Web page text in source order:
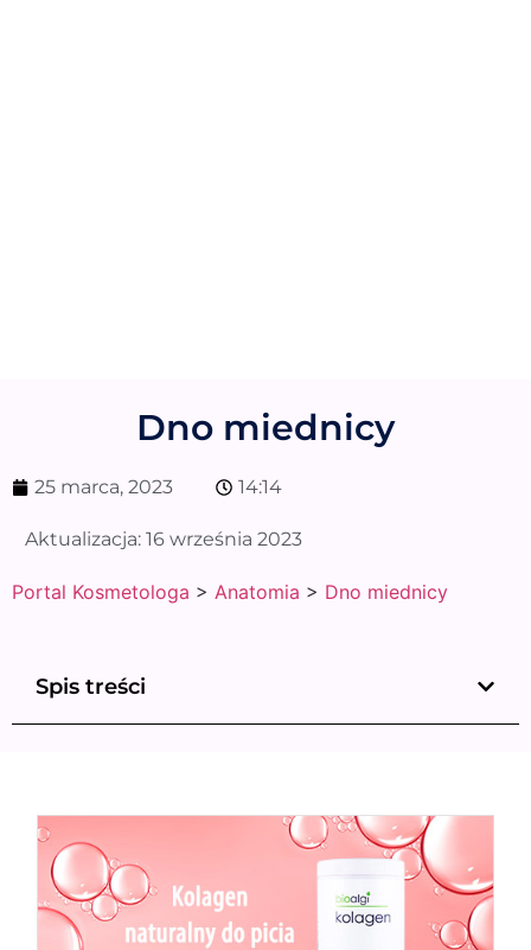
Dno miednicy
25 marca, 2023 14:14
Aktualizacja: 16 września 2023
Portal Kosmetologa > Anatomia > Dno miednicy
Spis treści